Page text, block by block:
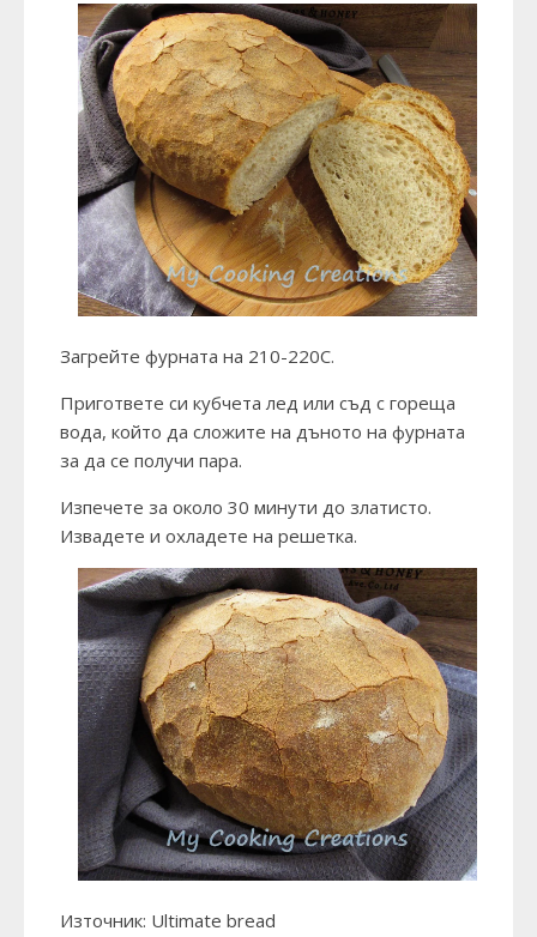
Загрейте фурната на 210-220С.
Пригответе си кубчета лед или съд с гореща
вода, който да сложите на дъното на фурната
за да се получи пара.
Изпечете за около 30 минути до златисто.
Извадете и охладете на решетка.
Източник: Ultimate bread